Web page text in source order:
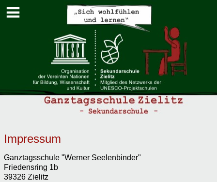
Impressum
Ganztagsschule "Werner Seelenbinder"
Friedensring 1b
39326 Zielitz